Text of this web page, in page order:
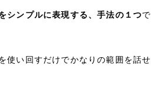
シンプルに表現する、手法の１つで
使い回すだけでかなりの範囲を話せ